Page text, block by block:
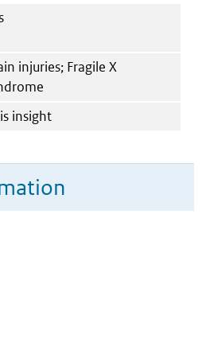
injuries; Fragile X
insight